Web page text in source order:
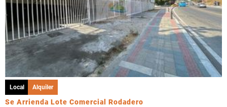
Local Alquiler
Se Arrienda Lote Comercial Rodadero